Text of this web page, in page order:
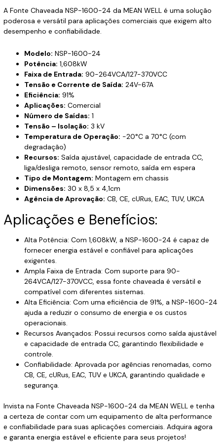
A Fonte Chaveada NSP-1600-24 da MEAN WELL é uma solução
poderosa e versátil para aplicações comerciais que exigem alto
desempenho e confiabilidade.
Modelo: NSP-1600-24
Potência: 1,608kW
Faixa de Entrada: 90-264VCA/127-370VCC
Tensão e Corrente de Saída: 24V-67A
Eficiência: 91%
Aplicações: Comercial
Número de Saídas: 1
Tensão – Isolação: 3 kV
Temperatura de Operação: -20°C a 70°C (com
degradação)
Recursos: Saída ajustável, capacidade de entrada CC,
liga/desliga remoto, sensor remoto, saída em espera
Tipo de Montagem: Montagem em chassis
Dimensões: 30 x 8,5 x 4,1cm
Agência de Aprovação: CB, CE, cURus, EAC, TUV, UKCA
Aplicações e Benefícios:
Alta Potência: Com 1,608kW, a NSP-1600-24 é capaz de
fornecer energia estável e confiável para aplicações
exigentes.
Ampla Faixa de Entrada: Com suporte para 90-
264VCA/127-370VCC, essa fonte chaveada é versátil e
compatível com diferentes sistemas.
Alta Eficiência: Com uma eficiência de 91%, a NSP-1600-24
ajuda a reduzir o consumo de energia e os custos
operacionais.
Recursos Avançados: Possui recursos como saída ajustável
e capacidade de entrada CC, garantindo flexibilidade e
controle.
Confiabilidade: Aprovada por agências renomadas, como
CB, CE, cURus, EAC, TUV e UKCA, garantindo qualidade e
segurança.
Invista na Fonte Chaveada NSP-1600-24 da MEAN WELL e tenha
a certeza de contar com um equipamento de alta performance
e confiabilidade para suas aplicações comerciais. Adquira agora
e garanta energia estável e eficiente para seus projetos!